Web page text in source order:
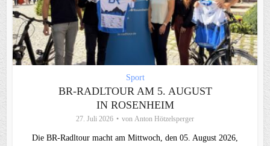
Sport
BR-RADLTOUR AM 5. AUGUST
IN ROSENHEIM
27. Juli 2026 von Anton Hötzelsperger
Die BR-Radltour macht am Mittwoch, den 05. August 2026,